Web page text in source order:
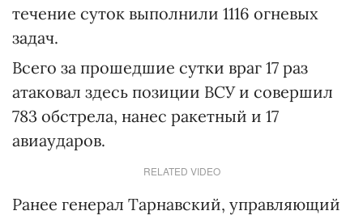
течение суток выполнили 1116 огневых
задач.
Всего за прошедшие сутки враг 17 раз
атаковал здесь позиции ВСУ и совершил
783 обстрела, нанес ракетный и 17
авиаударов.
RELATED VIDEO
Ранее генерал Тарнавский, управляющий